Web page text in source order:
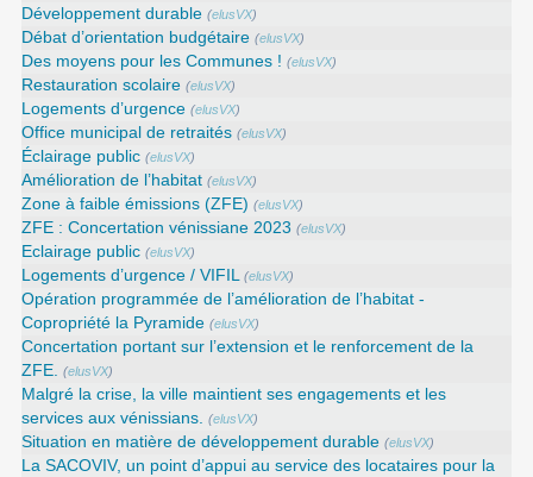
Développement durable (elusVX)
Débat d’orientation budgétaire (elusVX)
Des moyens pour les Communes ! (elusVX)
Restauration scolaire (elusVX)
Logements d’urgence (elusVX)
Office municipal de retraités (elusVX)
Éclairage public (elusVX)
Amélioration de l’habitat (elusVX)
Zone à faible émissions (ZFE) (elusVX)
ZFE : Concertation vénissiane 2023 (elusVX)
Eclairage public (elusVX)
Logements d’urgence / VIFIL (elusVX)
Opération programmée de l’amélioration de l’habitat -
Copropriété la Pyramide (elusVX)
Concertation portant sur l’extension et le renforcement de la
ZFE. (elusVX)
Malgré la crise, la ville maintient ses engagements et les
services aux vénissians. (elusVX)
Situation en matière de développement durable (elusVX)
La SACOVIV, un point d’appui au service des locataires pour la